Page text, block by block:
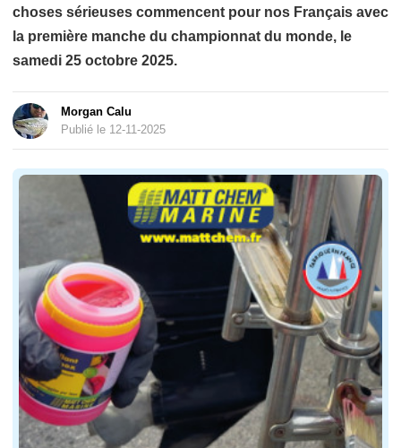
choses sérieuses commencent pour nos Français avec
la première manche du championnat du monde, le
samedi 25 octobre 2025.
Morgan Calu
Publié le 12-11-2025